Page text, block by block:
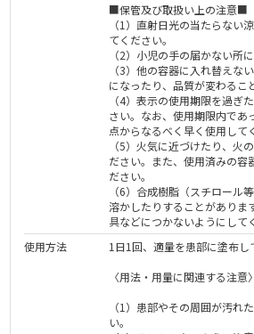
■保管及び取扱い上の注意■
（1）直射日光の当たらない
てください。
（2）小児の手の届かない所
（3）他の容器に入れ替えな
になったり、品質が変わるこ
（4）表示の使用期限を過ぎ
さい。なお、使用期限内であ
点からなるべく早く使用して
（5）火気に近づけたり、火
ださい。また、使用済みの容
ださい。
（6）合成樹脂（スチロール
溶かしたりすることがありま
具などにつかないようにして
使用方法
1日1回、適量を患部に塗布し
〈用法・用量に関連する注意〉
（1）患部やその周囲が汚れ
い。